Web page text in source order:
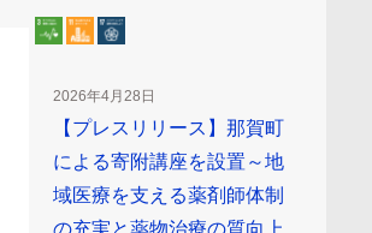
2026年4月28日
【プレスリリース】那賀町
による寄附講座を設置～地
域医療を支える薬剤師体制